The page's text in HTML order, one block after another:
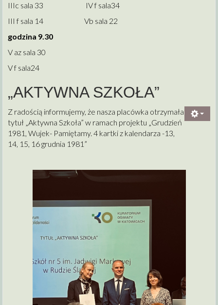
IIIc sala 33 IV f sala34
III f sala 14 Vb sala 22
godzina 9.30
V az sala 30
V f sala24
„AKTYWNA SZKOŁA”
Z radością informujemy, że nasza placówka otrzymała
tytuł „Aktywna Szkoła” w ramach projektu „Grudzień
1981, Wujek- Pamiętamy. 4 kartki z kalendarza -13,
14, 15, 16 grudnia 1981”